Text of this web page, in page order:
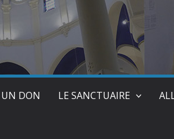
UN DON LE SANCTUAIRE